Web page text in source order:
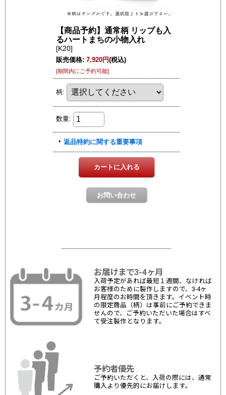
お届けまで3-4ヶ月
入荷予定があれば最短１週間、なければ
お客様のために製作しますので、3-4ヶ
月程度のお時間を頂きます。イベント時
の限定商品（柄）は事前にご予約できま
せんので、ご予約いただいた場合はすべ
て受注製作となります。
予約者優先
ご予約いただくと、入荷の際には、通常
購入より優先的にお届けします。